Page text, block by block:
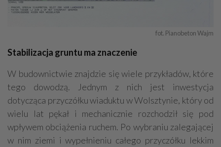
fot. Pianobeton Wajm
Stabilizacja gruntu ma znaczenie
W budownictwie znajdzie się wiele przykładów, które
tego dowodzą. Jednym z nich jest inwestycja
dotycząca przyczółku wiaduktu w Wolsztynie, który od
wielu lat pękał i mechanicznie rozchodził się pod
wpływem obciążenia ruchem. Po wybraniu zalegającej
w nim ziemi i wypełnieniu całego przyczółku lekkim